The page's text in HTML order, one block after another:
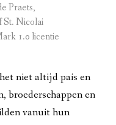
Praets,
Nicolai
1.0 licentie
niet altijd pais en
broederschappen en
vanuit hun